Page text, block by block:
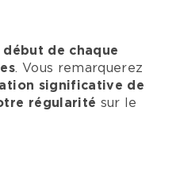
début de chaque
. Vous remarquerez
significative de
régularité sur le